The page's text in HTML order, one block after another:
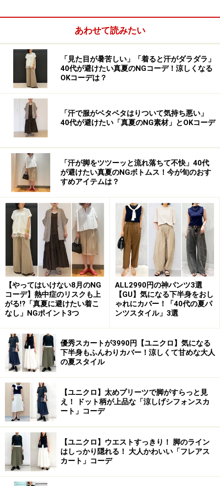
1. 短め丈＆ジャストサイズのジャケットは
今っぽさに欠けるかも
「紺ブレ」の起源は19世紀中盤ともいわれており、時を
超えて愛されている定番アイテム。ですが、程よくゆと
りのあるオーバーサイズのジャケットがトレンドの今、
着丈が短めで体にフィットするジャストサイズの「紺ブ
レ」は少し古く見えてしまうかも!? コーデにそのような
サイズ感の「紺ブレ」を取り入れると、他の部分でいく
らトレンドを押さえていても、少し昔風の印象になって
しまうかもしれません。
■OKコーデにするには
【OKコーデ】丈も長めでゆったり着られるサイズ感のジャ
ケットを取り入れたコーデが◎ 出典：WEAR
まずは 写真
のコーディネートのように全体的にゆった
り、そして丈もヒップにかかるような長めの紺ブレザー
を取り入れて。さらに同じく今年トレンドでもあるスラ
ックスのような太めのきれいめパンツを合わせるとコン
あわせて読みたい
「見た目が暑苦しい」「着ると汗がダラダラ」
40代が避けたい真夏のNGコーデ！涼しくなる
OKコーデは？
「汗で服がベタベタはりついて気持ち悪い」
40代が避けたい「真夏のNG素材」とOKコーデ
「汗が脚をツツーッと流れ落ちて不快」40代
が避けたい真夏のNGボトムス！今が旬のおす
すめアイテムは？
【やってはいけない8月のNG
コーデ】熱中症のリスクも上
がる!?「真夏に避けたい着こ
なし」NGポイント3つ
ALL2990円の神パンツ3選
【GU】気になる下半身をおし
ゃれにカバー！「40代の夏パ
ンツスタイル」3選
優秀スカートが3990円【ユニクロ】気になる
下半身もふんわりカバー！涼しくて甘めな大人
の夏スタイル
【ユニクロ】太めプリーツで脚がすらっと見
え！ ドット柄が上品な「涼しげシフォンスカ
ート」コーデ
【ユニクロ】ウエストすっきり！ 脚のライン
はしっかり隠れる！ 大人かわいい「フレアス
カート」コーデ